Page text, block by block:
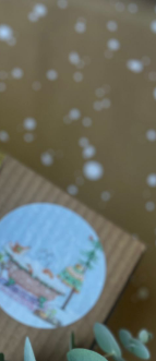
Capillaire
Care